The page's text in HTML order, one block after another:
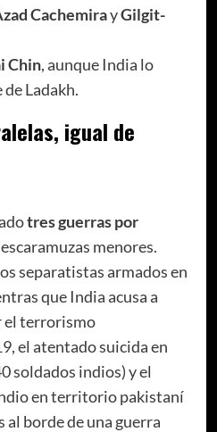
CachemirayGilgit-
Chin, aunque India lo
Ladakh.
igual de
tres guerras por
menores.
separatistas armados en
que India acusa a
el terrorismo
el atentado suicida en
soldados indios) y el
en territorio pakistaní
al borde de una guerra